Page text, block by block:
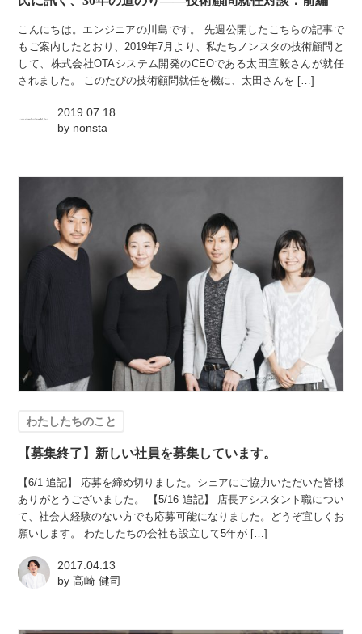
こんにちは。エンジニアの川島です。 先週公開したこちらの記事で
もご案内したとおり、2019年7月より、私たちノンスタの技術顧問と
して、株式会社OTAシステム開発のCEOである太田直毅さんが就任
されました。 このたびの技術顧問就任を機に、太田さんを […]
2019.07.18
by nonsta
わたしたちのこと
【募集終了】新しい社員を募集しています。
【6/1 追記】 応募を締め切りました。シェアにご協力いただいた皆様
ありがとうございました。 【5/16 追記】 店長アシスタント職につい
て、社会人経験のない方でも応募可能になりました。どうぞ宜しくお
願いします。 わたしたちの会社も設立して5年が […]
2017.04.13
by高崎 健司